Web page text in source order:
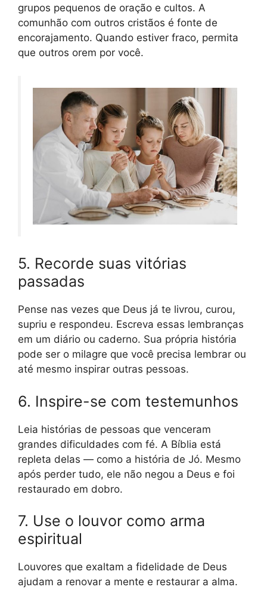
grupos pequenos de oração e cultos. A
comunhão com outros cristãos é fonte de
encorajamento. Quando estiver fraco, permita
que outros orem por você.
5. Recorde suas vitórias
passadas
Pense nas vezes que Deus já te livrou, curou,
supriu e respondeu. Escreva essas lembranças
em um diário ou caderno. Sua própria história
pode ser o milagre que você precisa lembrar ou
até mesmo inspirar outras pessoas.
6. Inspire-se com testemunhos
Leia histórias de pessoas que venceram
grandes dificuldades com fé. A Bíblia está
repleta delas — como a história de Jó. Mesmo
após perder tudo, ele não negou a Deus e foi
restaurado em dobro.
7. Use o louvor como arma
espiritual
Louvores que exaltam a fidelidade de Deus
ajudam a renovar a mente e restaurar a alma.